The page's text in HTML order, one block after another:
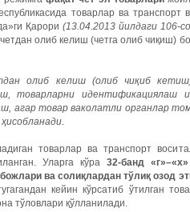
товарлар ва транспорт
Қарори (13.04.2013 йилдаги 106-
олиб келиш (четга олиб чиқиш)
олиб келиш (олиб чиқиб
товарларни идентификациялаш
агар товар ваколатли органлар
.
товарлар ва транспорт
Уларга кўра 32-банд
ва солиқлардан тўлиқ озод
кейин кўрсатиб ўтилган
тўловлари қўлланилади.